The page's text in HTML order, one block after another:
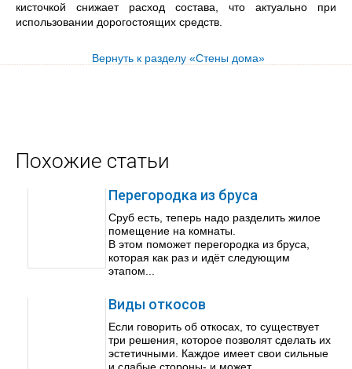
кисточкой снижает расход состава, что актуально при
использовании дорогостоящих средств.
Вернуть к разделу «Стены дома»
Похожие статьи
Перегородка из бруса
Сруб есть, теперь надо разделить жилое
помещение на комнаты.
В этом поможет перегородка из бруса,
которая как раз и идёт следующим
этапом...
Виды откосов
Если говорить об откосах, то существует
три решения, которое позволят сделать их
эстетичными. Каждое имеет свои сильные